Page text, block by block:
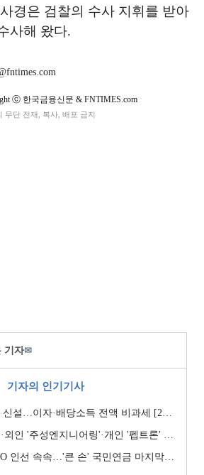
경은 검찰의 수사 지휘를 받아
사해 왔다.
ⓒ 한국금융신문 & FNTIMES.com
무단 전재, 복사, 배포 금지
기자✉
기자의 인기기사
이자·배당소득 전액 비과세 [2026 세제개편안]
링'·개인 '펩트론' 1위 [주간 코스닥 순매수- 2026년 7월27일~7월31일]
인선 속속…'큰 손' 국민연금 마지막 타자